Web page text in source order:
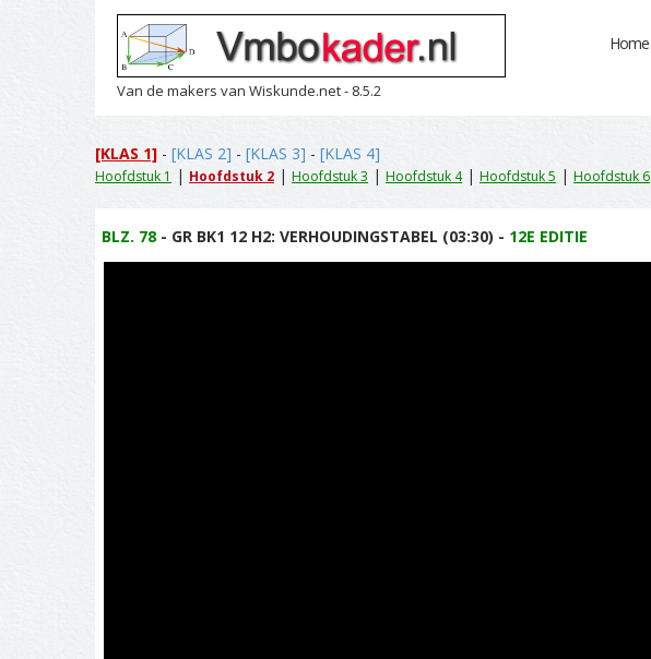
Van de makers van Wiskunde.net - 8.5.2
Home
[KLAS 1] - [KLAS 2] - [KLAS 3] - [KLAS 4]
Hoofdstuk 1 | Hoofdstuk 2 | Hoofdstuk 3 | Hoofdstuk 4| Hoofdstuk 5 | Hoofdstuk 6
BLZ. 78 - GR BK1 12 H2: VERHOUDINGSTABEL (03:30) - 12E EDITIE